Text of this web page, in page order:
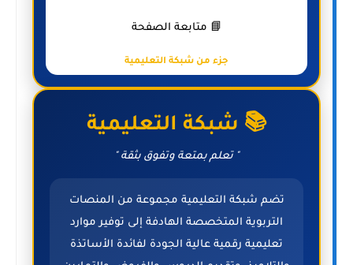
📘 متابعة الصفحة
جزء من شبكة التعليمية
📚 شبكة التعليمية
" تعلم بمتعة وتفوق بثقة "
تضم شبكة التعليمية مجموعة من المنصات
التربوية المتخصصة الهادفة إلى توفير موارد
تعليمية رقمية عالية الجودة لفائدة الأساتذة